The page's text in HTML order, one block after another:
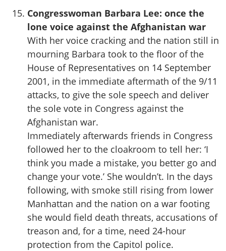
Congresswoman Barbara Lee: once the
lone voice against the Afghanistan war
With her voice cracking and the nation still in
mourning Barbara took to the floor of the
House of Representatives on 14 September
2001, in the immediate aftermath of the 9/11
attacks, to give the sole speech and deliver
the sole vote in Congress against the
Afghanistan war.
Immediately afterwards friends in Congress
followed her to the cloakroom to tell her: ‘I
think you made a mistake, you better go and
change your vote.’ She wouldn’t. In the days
following, with smoke still rising from lower
Manhattan and the nation on a war footing
she would field death threats, accusations of
treason and, for a time, need 24-hour
protection from the Capitol police.